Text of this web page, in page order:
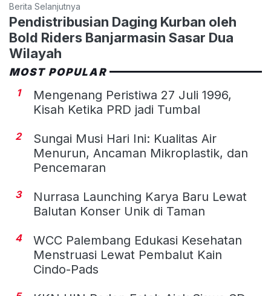
Berita Selanjutnya
Pendistribusian Daging Kurban oleh
Bold Riders Banjarmasin Sasar Dua
Wilayah
MOST POPULAR
1
Mengenang Peristiwa 27 Juli 1996,
Kisah Ketika PRD jadi Tumbal
2
Sungai Musi Hari Ini: Kualitas Air
Menurun, Ancaman Mikroplastik, dan
Pencemaran
3
Nurrasa Launching Karya Baru Lewat
Balutan Konser Unik di Taman
4
WCC Palembang Edukasi Kesehatan
Menstruasi Lewat Pembalut Kain
Cindo-Pads